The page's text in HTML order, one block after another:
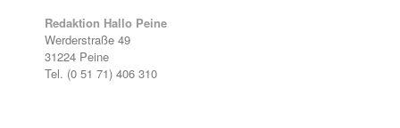
Redaktion Hallo Peine
Werderstraße 49
31224 Peine
Tel. (0 51 71) 406 310